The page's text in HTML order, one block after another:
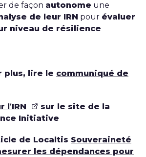
de façon autonome une
de leur IRN pour évaluer
niveau de résilience
plus, lire le communiqué de
l’IRN
sur le site de la
Initiative
de Localtis Souveraineté
les dépendances pour